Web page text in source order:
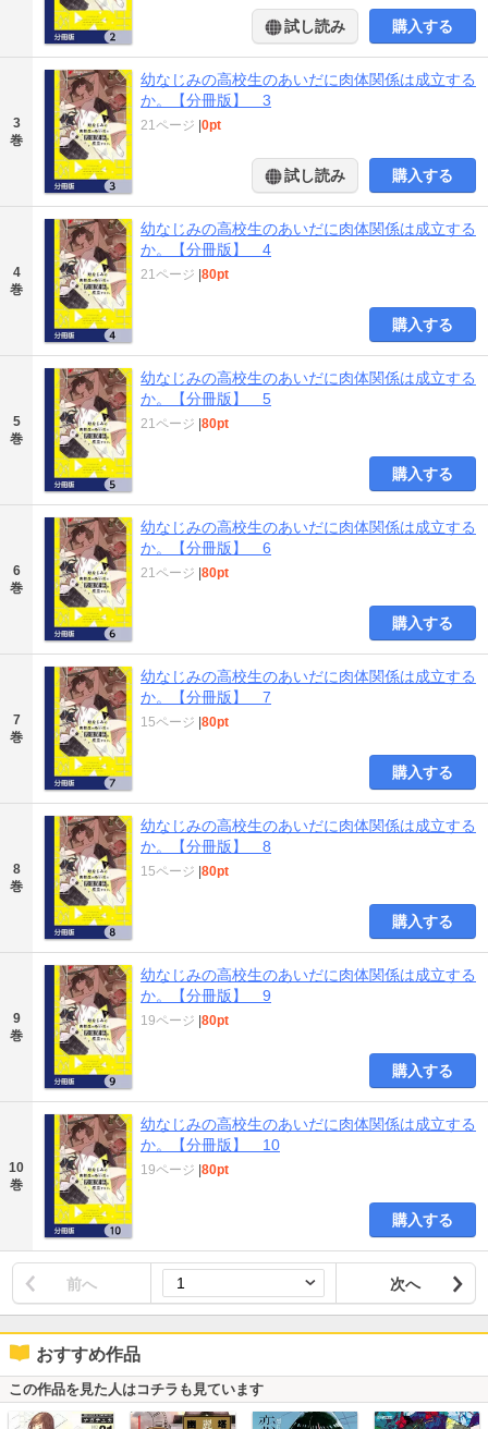
試し読み 購入する
3
巻
幼なじみの高校生のあいだに肉体関係は成立する
か。【分冊版】 3
21ページ |0pt
試し読み 購入する
4
巻
幼なじみの高校生のあいだに肉体関係は成立する
か。【分冊版】 4
21ページ |80pt
購入する
5
巻
幼なじみの高校生のあいだに肉体関係は成立する
か。【分冊版】 5
21ページ |80pt
購入する
6
巻
幼なじみの高校生のあいだに肉体関係は成立する
か。【分冊版】 6
21ページ |80pt
購入する
7
巻
幼なじみの高校生のあいだに肉体関係は成立する
か。【分冊版】 7
15ページ |80pt
購入する
8
巻
幼なじみの高校生のあいだに肉体関係は成立する
か。【分冊版】 8
15ページ |80pt
購入する
9
巻
幼なじみの高校生のあいだに肉体関係は成立する
か。【分冊版】 9
19ページ |80pt
購入する
10
巻
幼なじみの高校生のあいだに肉体関係は成立する
か。【分冊版】 10
19ページ |80pt
購入する
前へ 次へ
おすすめ作品
この作品を見た人はコチラも見ています